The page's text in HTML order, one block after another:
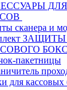
сканера и
ЗАЩИТЫ
пакетницы
для кассовых